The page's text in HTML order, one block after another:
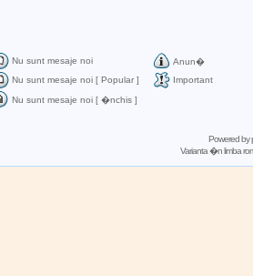
Nu sunt mesaje noi
Anun�
Nu sunt mesaje noi [ Popular ]
Important
Nu sunt mesaje noi [ �nchis ]
Powered by
Varianta �n limba